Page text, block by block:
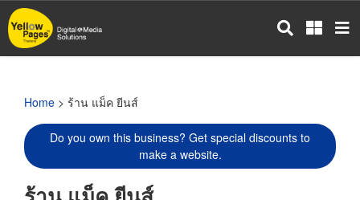
Skip
to
main
Home > ร้าน แม็ค ยีนส์
Do you own this business? Get special discounts to
make a website.